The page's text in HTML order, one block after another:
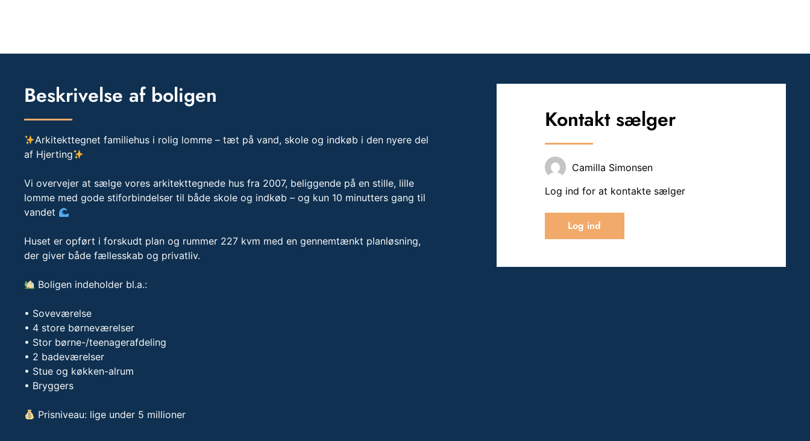
Beskrivelse af boligen
Arkitekttegnet familiehus i rolig lomme – tæt på vand, skole og indkøb i den nyere del
af Hjerting
Vi overvejer at sælge vores arkitekttegnede hus fra 2007, beliggende på en stille, lille
lomme med gode stiforbindelser til både skole og indkøb – og kun 10 minutters gang til
vandet
Huset er opført i forskudt plan og rummer 227 kvm med en gennemtænkt planløsning,
der giver både fællesskab og privatliv.
Boligen indeholder bl.a.:
• Soveværelse
• 4 store børneværelser
• Stor børne-/teenagerafdeling
• 2 badeværelser
• Stue og køkken-alrum
• Bryggers
Prisniveau: lige under 5 millioner
Kontakt sælger
Camilla Simonsen
Log ind for at kontakte sælger
Log ind